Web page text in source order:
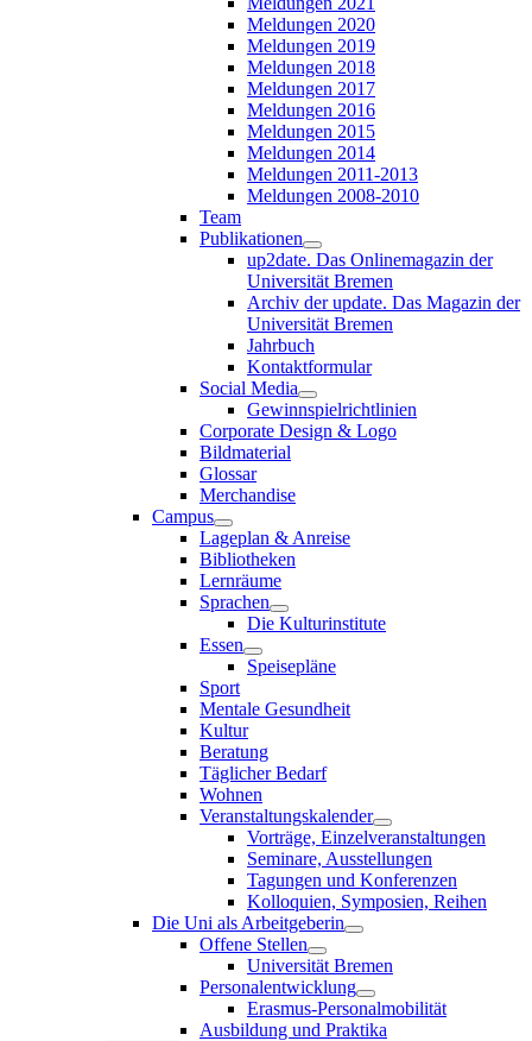
Meldungen 2020
Meldungen 2019
Meldungen 2018
Meldungen 2017
Meldungen 2016
Meldungen 2015
Meldungen 2014
Meldungen 2011-2013
Meldungen 2008-2010
Team
Publikationen
up2date. Das Onlinemagazin der
Universität Bremen
Archiv der update. Das Magazin der
Universität Bremen
Jahrbuch
Kontaktformular
Social Media
Gewinnspielrichtlinien
Corporate Design & Logo
Bildmaterial
Glossar
Merchandise
Campus
Lageplan & Anreise
Bibliotheken
Lernräume
Sprachen
Die Kulturinstitute
Essen
Speisepläne
Sport
Mentale Gesundheit
Kultur
Beratung
Täglicher Bedarf
Wohnen
Veranstaltungskalender
Vorträge, Einzelveranstaltungen
Seminare, Ausstellungen
Tagungen und Konferenzen
Kolloquien, Symposien, Reihen
Die Uni als Arbeitgeberin
Offene Stellen
Universität Bremen
Personalentwicklung
Erasmus-Personalmobilität
Ausbildung und Praktika